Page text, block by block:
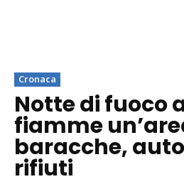
Cronaca
Notte di fuoco
fiamme
baracche,
rifiuti